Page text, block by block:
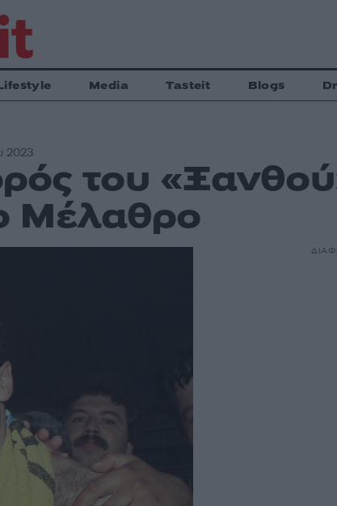
Media Tasteit Blogs
2023
του
Μέλαθρο